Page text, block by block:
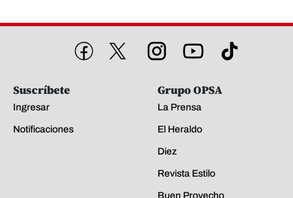
Suscríbete
Ingresar
Notificaciones
Grupo OPSA
La Prensa
El Heraldo
Diez
Revista Estilo
Buen Provecho